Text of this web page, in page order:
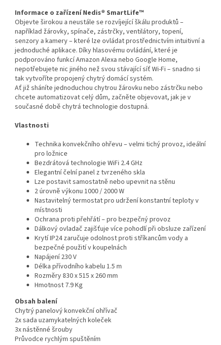
Informace o zařízení Nedis® SmartLife™
Objevte širokou a neustále se rozvíjející škálu produktů –
například žárovky, spínače, zástrčky, ventilátory, topení,
senzory a kamery – které lze ovládat prostřednictvím intuitivní a
jednoduché aplikace. Díky hlasovému ovládání, které je
podporováno funkcí Amazon Alexa nebo Google Home,
nepotřebujete nic jiného než svou stávající síť Wi-Fi – snadno si
tak vytvoříte propojený chytrý domácí systém.
Ať již sháníte jednoduchou chytrou žárovku nebo zástrčku nebo
chcete automatizovat celý dům, začněte objevovat, jak je v
současné době chytrá technologie dostupná.
Vlastnosti
Technika konvekčního ohřevu – velmi tichý provoz, ideální
pro ložnice
Bezdrátová technologie WiFi 2.4 GHz
Elegantní čelní panel z tvrzeného skla
Lze postavit samostatně nebo upevnit na stěnu
2 úrovně výkonu 1000 / 2000 W
Nastavitelný termostat pro udržení konstantní teploty v
místnosti
Ochrana proti přehřátí – pro bezpečný provoz
Dálkový ovladač zajišťuje více pohodlí při obsluze zařízení
Krytí IP24 zaručuje odolnost proti stříkancům vody a
bezpečné použití v koupelnách
Napájení 230 V
Délka přívodního kabelu 1.5 m
Rozměry 830 x 515 x 260 mm
Hmotnost 7.9 Kg
Obsah balení
Chytrý panelový konvekční ohřívač
2x sada uzamykatelných koleček
3x nástěnné šrouby
Průvodce rychlým spuštěním